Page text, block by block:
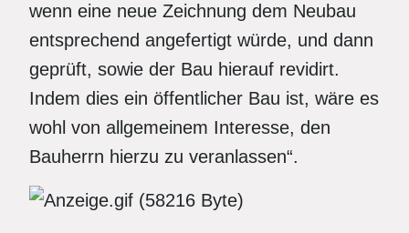
wenn eine neue Zeichnung dem Neubau
entsprechend angefertigt würde, und dann
geprüft, sowie der Bau hierauf revidirt.
Indem dies ein öffentlicher Bau ist, wäre es
wohl von allgemeinem Interesse, den
Bauherrn hierzu zu veranlassen“.